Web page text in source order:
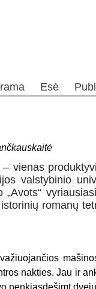
Esė
vienas
valstybinio
„Avots“
romanų
nakties. Jau ir
penkiasdešimt